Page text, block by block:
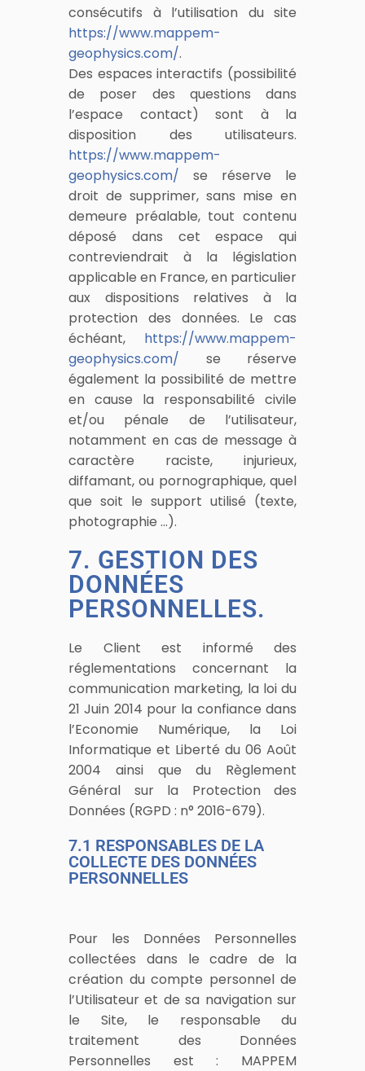
consécutifs à l’utilisation du site
https://www.mappem-
geophysics.com/.
Des espaces interactifs (possibilité
de poser des questions dans
l’espace contact) sont à la
disposition des utilisateurs.
https://www.mappem-
geophysics.com/ se réserve le
droit de supprimer, sans mise en
demeure préalable, tout contenu
déposé dans cet espace qui
contreviendrait à la législation
applicable en France, en particulier
aux dispositions relatives à la
protection des données. Le cas
échéant, https://www.mappem-
geophysics.com/ se réserve
également la possibilité de mettre
en cause la responsabilité civile
et/ou pénale de l’utilisateur,
notamment en cas de message à
caractère raciste, injurieux,
diffamant, ou pornographique, quel
que soit le support utilisé (texte,
photographie …).
7. GESTION DES
DONNÉES
PERSONNELLES.
Le Client est informé des
réglementations concernant la
communication marketing, la loi du
21 Juin 2014 pour la confiance dans
l’Economie Numérique, la Loi
Informatique et Liberté du 06 Août
2004 ainsi que du Règlement
Général sur la Protection des
Données (RGPD : n° 2016-679).
7.1 RESPONSABLES DE LA
COLLECTE DES DONNÉES
PERSONNELLES
Pour les Données Personnelles
collectées dans le cadre de la
création du compte personnel de
l’Utilisateur et de sa navigation sur
le Site, le responsable du
traitement des Données
Personnelles est : MAPPEM